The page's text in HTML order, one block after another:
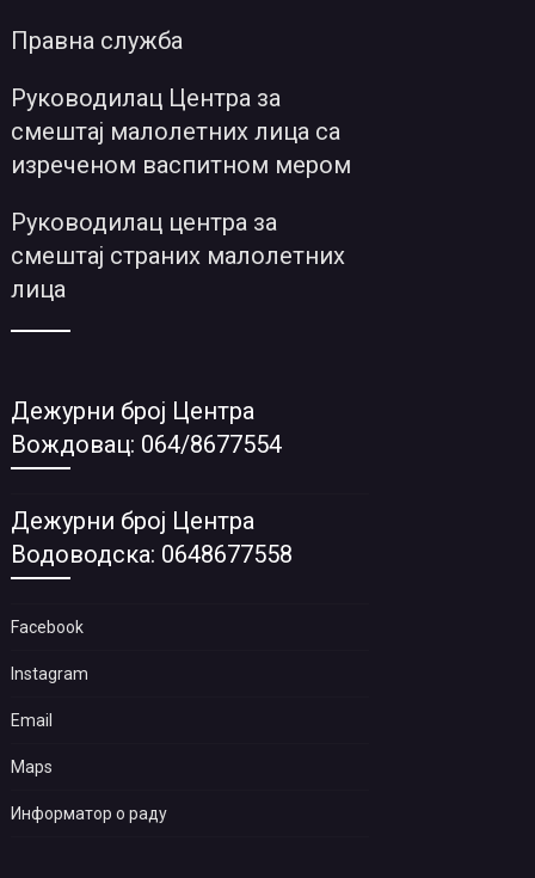
Правна служба
Руководилац Центра за
смештај малолетних лица са
изреченом васпитном мером
Руководилац центра за
смештај страних малолетних
лица
Дежурни број Центра
Вождовац: 064/8677554
Дежурни број Центра
Водоводска: 0648677558
Facebook
Instagram
Email
Maps
Информатор о раду